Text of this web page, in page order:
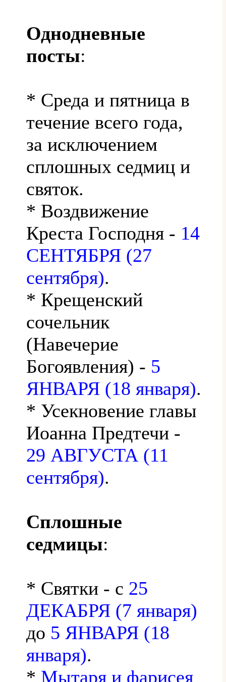
Однодневные
посты:
* Среда и пятница в
течение всего года,
за исключением
сплошных седмиц и
святок.
* Воздвижение
Креста Господня - 14
СЕНТЯБРЯ (27
сентября).
* Крещенский
сочельник
(Навечерие
Богоявления) - 5
ЯНВАРЯ (18 января).
* Усекновение главы
Иоанна Предтечи -
29 АВГУСТА (11
сентября).
Сплошные
седмицы:
* Святки - с 25
ДЕКАБРЯ (7 января)
до 5 ЯНВАРЯ (18
января).
* Мытаря и фарисея